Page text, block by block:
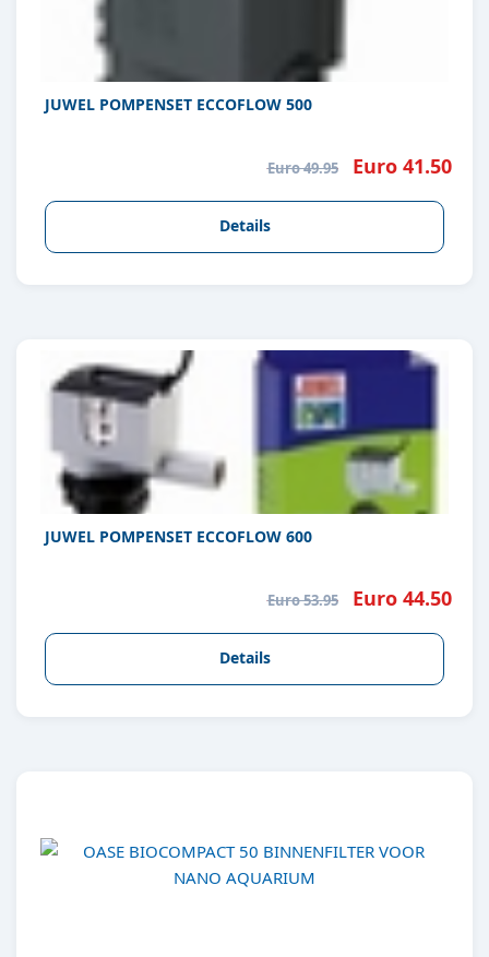
JUWEL POMPENSET ECCOFLOW 500
Euro 49.95 Euro 41.50
Details
JUWEL POMPENSET ECCOFLOW 600
Euro 53.95 Euro 44.50
Details